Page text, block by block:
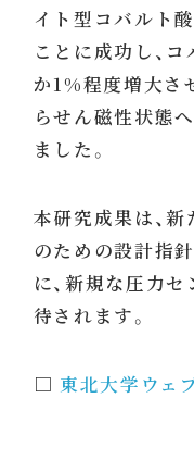
イト型コバルト
ことに成功し、
か1%程度増大さ
らせん磁性状態
ました。
本研究成果は、
のための設計指
に、新規な圧力
待されます。
□ 東北大学ウェ